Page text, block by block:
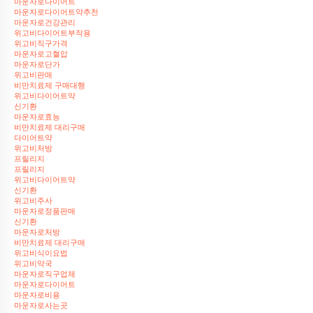
마운자로다이어트
마운자로다이어트약추천
마운자로건강관리
위고비다이어트부작용
위고비직구가격
마운자로고혈압
마운자로단가
위고비판매
비만치료제 구매대행
위고비다이어트약
신기환
마운자로효능
비만치료제 대리구매
다이어트약
위고비처방
프릴리지
프릴리지
위고비다이어트약
신기환
위고비주사
마운자로정품판매
신기환
마운자로처방
비만치료제 대리구매
위고비식이요법
위고비약국
마운자로직구업체
마운자로다이어트
마운자로비용
마운자로사는곳